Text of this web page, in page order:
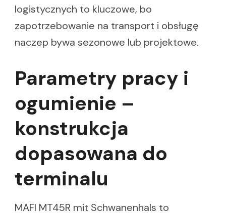
logistycznych to kluczowe, bo
zapotrzebowanie na transport i obsługę
naczep bywa sezonowe lub projektowe.
Parametry pracy i
ogumienie –
konstrukcja
dopasowana do
terminalu
MAFI MT45R mit Schwanenhals to